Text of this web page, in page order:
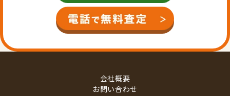
会社概要
お問い合わせ